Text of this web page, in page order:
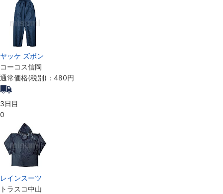
ヤッケ ズボン
コーコス信岡
通常価格(税別)： 480円
3日目
0
レインスーツ
トラスコ中山